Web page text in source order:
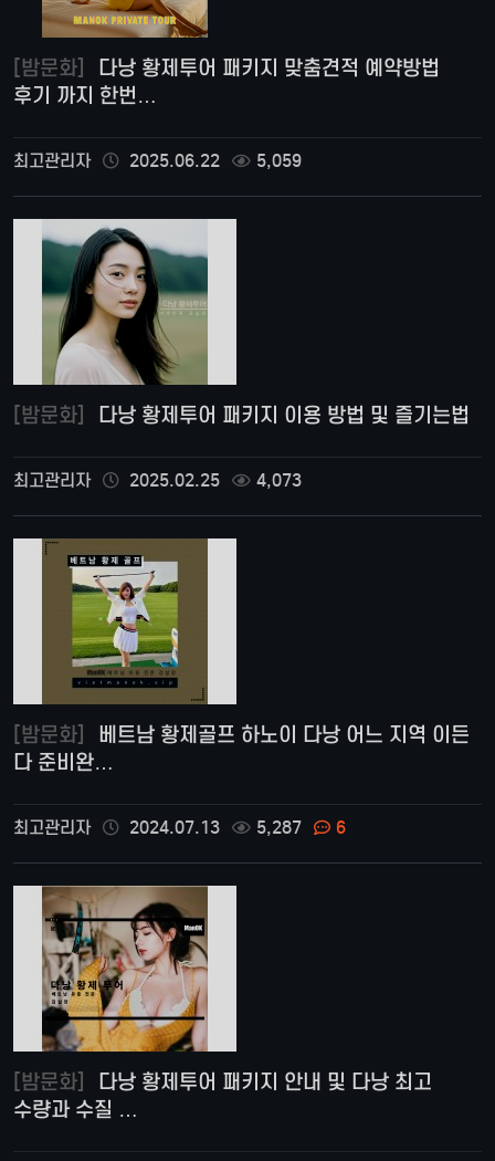
[밤문화]
후기 까지 한번…
최고관리자 2025.06.22 5,059
[밤문화] 다낭 황제투어 패키지 이용 방법 및 즐기는법
최고관리자 2025.02.25 4,073
[밤문화]
다 준비완…
최고관리자 2024.07.13 5,287 6
[밤문화]
수량과 수질 …